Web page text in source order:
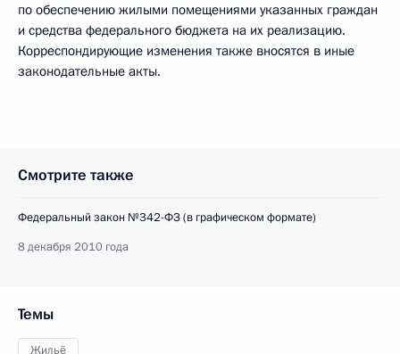
по обеспечению жилыми помещениями указанных граждан
и средства федерального бюджета на их реализацию.
Корреспондирующие изменения также вносятся в иные
законодательные акты.
Смотрите также
Федеральный закон №342-ФЗ (в графическом формате)
8 декабря 2010 года
Темы
Жильё